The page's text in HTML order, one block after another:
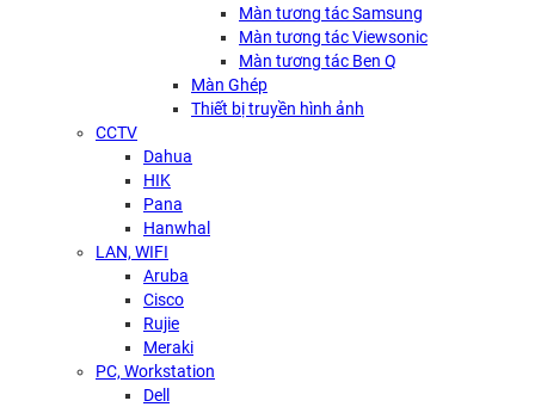
Màn tương tác Samsung
Màn tương tác Viewsonic
Màn tương tác Ben Q
Màn Ghép
Thiết bị truyền hình ảnh
CCTV
Dahua
HIK
Pana
Hanwhal
LAN, WIFI
Aruba
Cisco
Rujie
Meraki
PC, Workstation
Dell